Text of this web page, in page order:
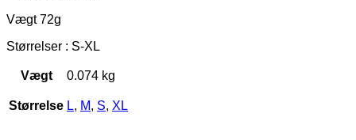
Vægt 72g
Størrelser : S-XL
Vægt 0.074 kg
Størrelse L, M, S, XL